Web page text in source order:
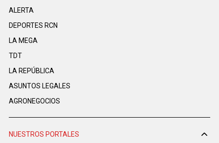
ALERTA
DEPORTES RCN
LA MEGA
TDT
LA REPÚBLICA
ASUNTOS LEGALES
AGRONEGOCIOS
NUESTROS PORTALES